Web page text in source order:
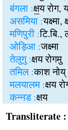
बंगला :क्ष॒य रोग,
असमिया :
मणिपुरी :टि.बि.,
ओड़िआ :जक्ष्मा
तेलुगु :क्षय रोगमु
तमिल :काश नोय्
मलयालम :क्षय
कन्नड :क्षय
: